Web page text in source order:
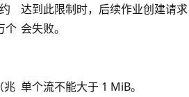
个
达到此限制时，后续作业创建请求
会失败。
兆 单个流不能大于 1 MiB。